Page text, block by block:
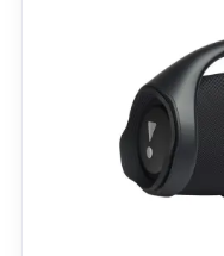
fungsi Bluetooth
komputer riba.